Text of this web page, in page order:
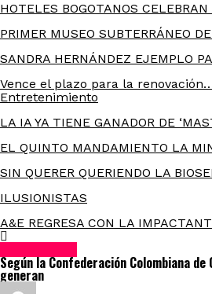
HOTELES BOGOTANOS
PRIMER MUSEO SUBTERRÁNEO
SANDRA HERNÁNDEZ EJEMPLO
Vence el plazo para la
Entretenimiento
LA IA YA TIENE GANADOR DE
EL QUINTO MANDAMIENTO LA
SIN QUERER QUERIENDO LA
ILUSIONISTAS
A&E REGRESA CON LA
Según la Confederación Colombiana
generan